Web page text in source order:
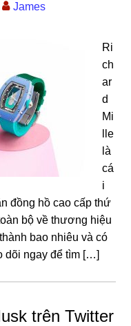
James
Ri
ch
ar
d
Mi
lle
là
cá
i
đồng hồ cao cấp thứ
bộ về thương hiệu
bao nhiêu và có
dõi ngay để tìm […]
trên Twitter